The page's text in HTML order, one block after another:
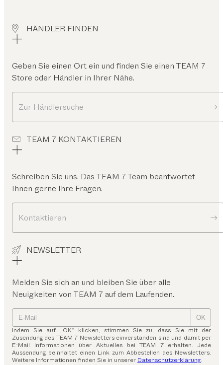
HÄNDLER FINDEN
Geben Sie einen Ort ein und finden Sie einen TEAM 7
Store oder Händler in Ihrer Nähe.
Zur Händlersuche
TEAM 7 KONTAKTIEREN
Schreiben Sie uns. Das TEAM 7 Team beantwortet
Ihnen gerne Ihre Fragen.
Kontaktieren
NEWSLETTER
Melden Sie sich an und bleiben Sie über alle
Neuigkeiten von TEAM 7 auf dem Laufenden.
OK
Indem Sie auf „OK“ klicken, stimmen Sie zu, dass Sie mit der
Zusendung des TEAM 7 Newsletters einverstanden sind und damit per
E-Mail Informationen über Aktuelles bei TEAM 7 erhalten. Jede
Aussendung beinhaltet einen Link zum Abbestellen des Newsletters.
Weitere Informationen finden Sie in unserer Datenschutzerklärung.